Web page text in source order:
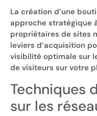
La création d’une
approche stratégique
propriétaires de sites
leviers d’acquisition
visibilité optimale sur
de visiteurs sur votre
Techniques
sur les